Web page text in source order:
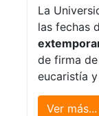
La
las fechas
de firma
eucaristía y
Ver más...